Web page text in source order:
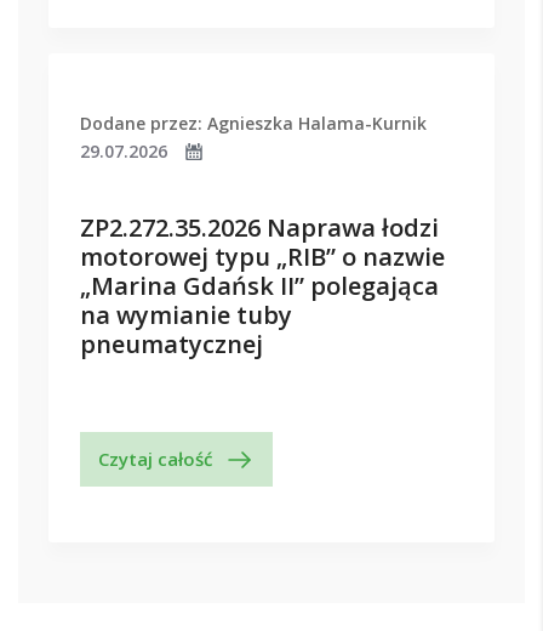
Dodane przez: Agnieszka Halama-Kurnik
29.07.2026
ZP2.272.35.2026 Naprawa łodzi
motorowej typu „RIB” o nazwie
„Marina Gdańsk II” polegająca
na wymianie tuby
pneumatycznej
Czytaj całość